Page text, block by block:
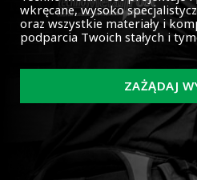
wkręcane, wysoko
oraz wszystkie materiały i
podparcia Twoich stałych i
ZAŻĄDAJ